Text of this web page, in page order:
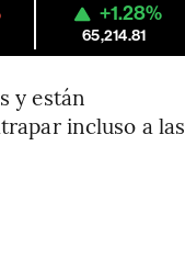
+1.28%
65,214.81
y están
incluso a las